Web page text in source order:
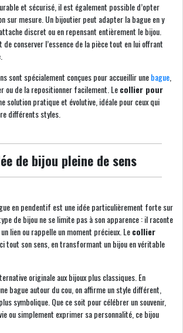
et sécurisé, il est également possible d’opter
sur mesure. Un bijoutier peut adapter la bague en y
discret ou en repensant entièrement le bijou.
conserver l’essence de la pièce tout en lui offrant
sont spécialement conçues pour accueillir unebague
ou de la repositionner facilement. Lecollier pour
solution pratique et évolutive, idéale pour ceux qui
différents styles.
de bijou pleine de sens
en pendentif est une idée particulièrement forte sur
de bijou ne se limite pas à son apparence : il raconte
lien ou rappelle un moment précieux. Lecollier
tout son sens, en transformant un bijou en véritable
originale aux bijoux plus classiques. En
bague autour du cou, on affirme un style différent,
symbolique. Que ce soit pour célébrer un souvenir,
ou simplement exprimer sa personnalité, ce bijou